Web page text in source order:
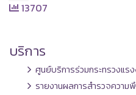
13707
บริการ
ศูนย์บริการร่วมกระทรวงแรง
รายงานผลการสำรวจความ